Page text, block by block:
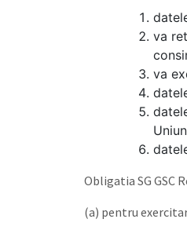
va
va
Obligatia SG GSC
(a) pentru